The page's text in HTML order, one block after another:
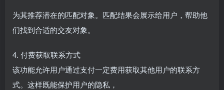
为其推荐潜在的匹配对象。匹配结果会展示给用户，帮助他
们找到合适的交友对象。
4. 付费获取联系方式
该功能允许用户通过支付一定费用获取其他用户的联系方
式。这样既能保护用户的隐私，